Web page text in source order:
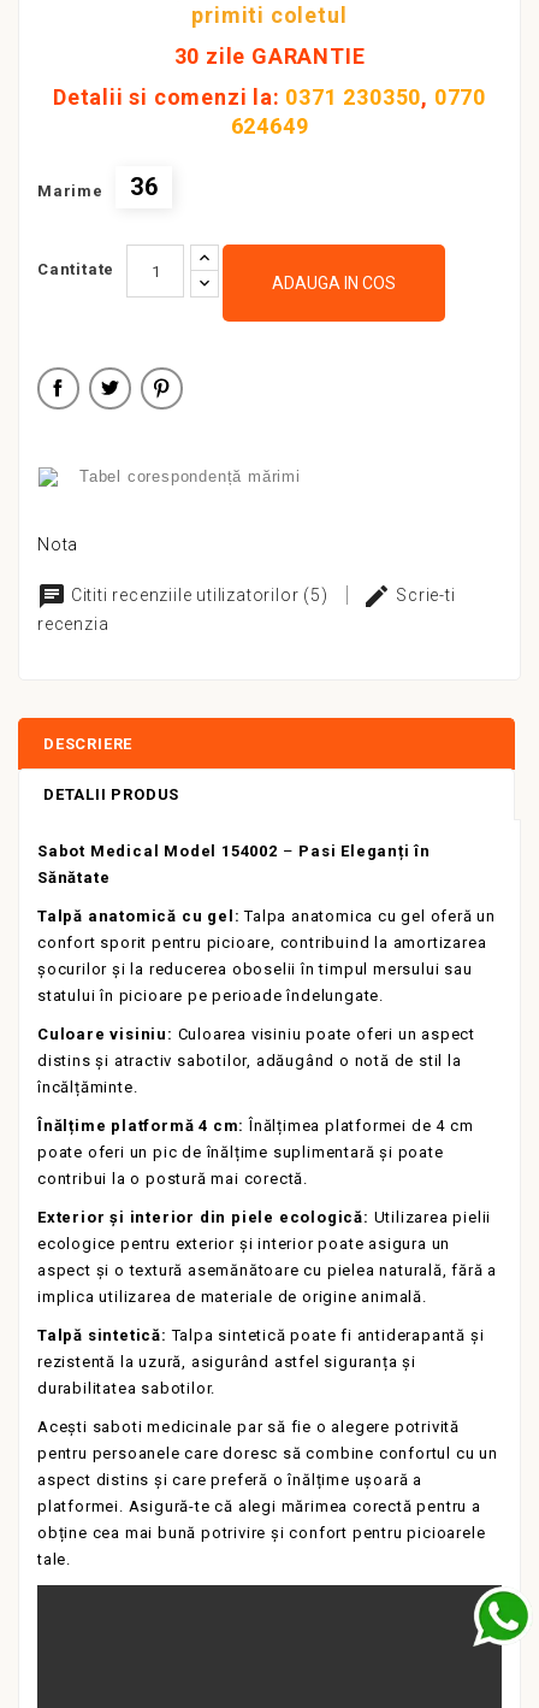
primiti coletul
30 zile GARANTIE
Detalii si comenzi la: 0371 230350, 0770
624649
Marime 36
Cantitate
ADAUGA IN COS
Tabel corespondență mărimi
Nota
Cititi recenziile utilizatorilor (5)
Scrie-ti
recenzia
DESCRIERE
DETALII PRODUS
Sabot Medical Model 154002 – Pasi Eleganți în
Sănătate
Talpă anatomică cu gel: Talpa anatomica cu gel oferă un
confort sporit pentru picioare, contribuind la amortizarea
șocurilor și la reducerea oboselii în timpul mersului sau
statului în picioare pe perioade îndelungate.
Culoare visiniu: Culoarea visiniu poate oferi un aspect
distins și atractiv sabotilor, adăugând o notă de stil la
încălțăminte.
Înălțime platformă 4 cm: Înălțimea platformei de 4 cm
poate oferi un pic de înălțime suplimentară și poate
contribui la o postură mai corectă.
Exterior și interior din piele ecologică: Utilizarea pielii
ecologice pentru exterior și interior poate asigura un
aspect și o textură asemănătoare cu pielea naturală, fără a
implica utilizarea de materiale de origine animală.
Talpă sintetică: Talpa sintetică poate fi antiderapantă și
rezistentă la uzură, asigurând astfel siguranța și
durabilitatea sabotilor.
Acești saboti medicinale par să fie o alegere potrivită
pentru persoanele care doresc să combine confortul cu un
aspect distins și care preferă o înălțime ușoară a
platformei. Asigură-te că alegi mărimea corectă pentru a
obține cea mai bună potrivire și confort pentru picioarele
tale.